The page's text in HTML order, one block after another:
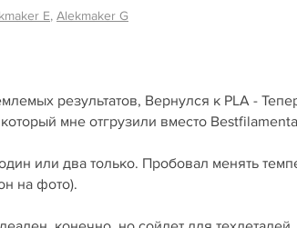
E, Alekmaker G
результатов, Вернулся к PLA -
мне отгрузили вместо
или два только. Пробовал менять
на фото).